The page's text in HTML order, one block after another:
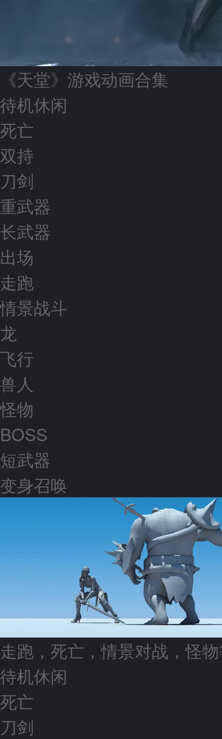
《天堂》游戏动画合集
待机休闲
死亡
双持
刀剑
重武器
长武器
出场
走跑
情景战斗
龙
飞行
兽人
怪物
BOSS
短武器
变身召唤
走跑，死亡，情景对战，怪
待机休闲
死亡
刀剑